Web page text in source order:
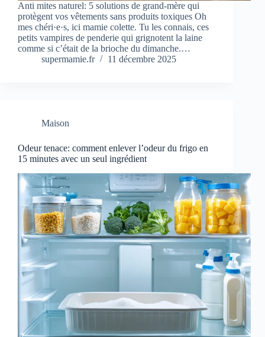
Anti mites naturel: 5 solutions de grand-mère qui
protègent vos vêtements sans produits toxiques Oh
mes chéri·e·s, ici mamie colette. Tu les connais, ces
petits vampires de penderie qui grignotent la laine
comme si c’était de la brioche du dimanche.…
supermamie.fr
11 décembre 2025
Maison
Odeur tenace: comment enlever l’odeur du frigo en
15 minutes avec un seul ingrédient